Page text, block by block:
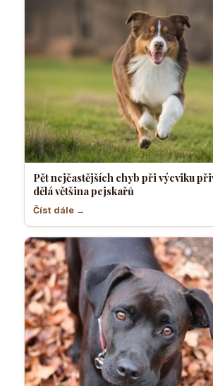
Pět nejčastějších chyb při výcviku
dělá většina pejskařů
Číst dále →